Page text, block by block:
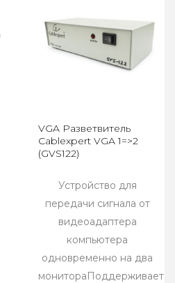
VGA Разветвитель
Cablexpert VGA 1=>2
(GVS122)
Устройство для
передачи сигнала от
видеоадаптера
компьютера
одновременно на два
монитораПоддерживает..